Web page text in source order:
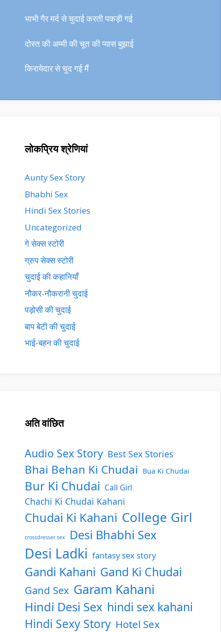
भाभी गैर मर्द से चुदाई करती पकड़ी गई
दोस्त की अम्मी की चूत की प्यास बुझाई
किरायेदार से चुद गई मैं
लोकप्रिय श्रेणियां
Aunty Sex Story
Bhabhi Sex
Hindi Sex Stories
Uncategorized
गे सेक्स स्टोरी
ग्रुप सेक्स स्टोरी
चुदाई की कहानियाँ
नौकर-नौकरानी चुदाई
पड़ोसी की चुदाई
बाप बेटी की चुदाई
भाई-बहन की चुदाई
अति वांछित
Audio Sex Story Best Sex Stories
Bhai Behan Ki Chudai Bua Ki Chudai
Bur Ki Chudai Call Girl
Chachi Ki Chudai Kahani
Chudai Ki Kahani College Girl
crossdresser sex Desi Bhabhi Sex
Desi Ladki fantasy sex story
Gandi Kahani Gand Ki Chudai
Gand Sex Garam Kahani
Hindi Desi Sex hindi sex kahani
Hindi Sexy Story Hotel Sex